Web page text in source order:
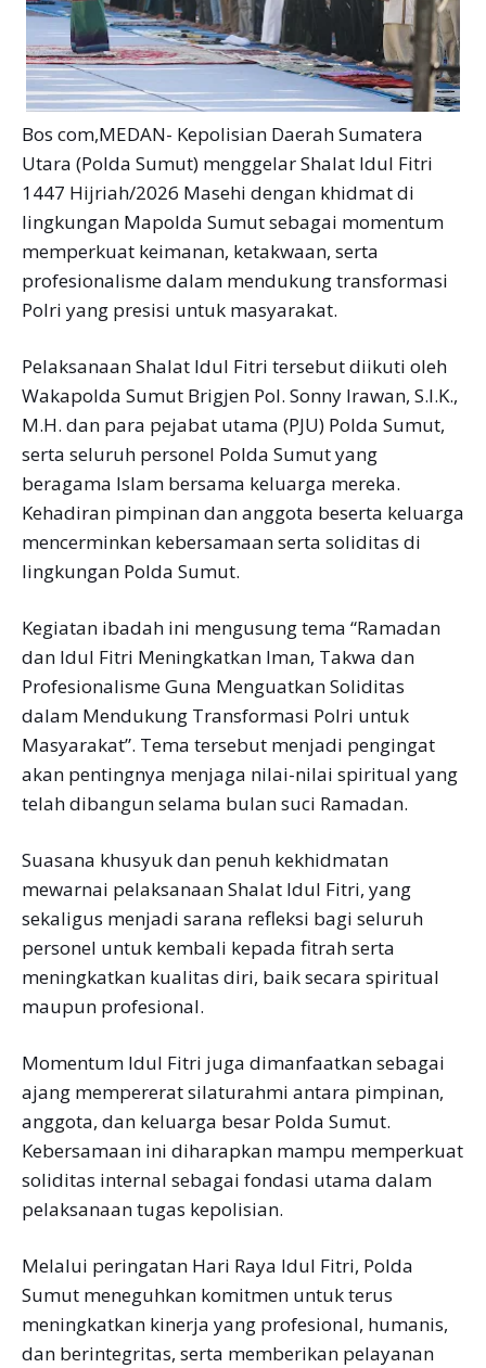
Bos com,MEDAN- Kepolisian Daerah Sumatera
Utara (Polda Sumut) menggelar Shalat Idul Fitri
1447 Hijriah/2026 Masehi dengan khidmat di
lingkungan Mapolda Sumut sebagai momentum
memperkuat keimanan, ketakwaan, serta
profesionalisme dalam mendukung transformasi
Polri yang presisi untuk masyarakat.
Pelaksanaan Shalat Idul Fitri tersebut diikuti oleh
Wakapolda Sumut Brigjen Pol. Sonny Irawan, S.I.K.,
M.H. dan para pejabat utama (PJU) Polda Sumut,
serta seluruh personel Polda Sumut yang
beragama Islam bersama keluarga mereka.
Kehadiran pimpinan dan anggota beserta keluarga
mencerminkan kebersamaan serta soliditas di
lingkungan Polda Sumut.
Kegiatan ibadah ini mengusung tema “Ramadan
dan Idul Fitri Meningkatkan Iman, Takwa dan
Profesionalisme Guna Menguatkan Soliditas
dalam Mendukung Transformasi Polri untuk
Masyarakat”. Tema tersebut menjadi pengingat
akan pentingnya menjaga nilai-nilai spiritual yang
telah dibangun selama bulan suci Ramadan.
Suasana khusyuk dan penuh kekhidmatan
mewarnai pelaksanaan Shalat Idul Fitri, yang
sekaligus menjadi sarana refleksi bagi seluruh
personel untuk kembali kepada fitrah serta
meningkatkan kualitas diri, baik secara spiritual
maupun profesional.
Momentum Idul Fitri juga dimanfaatkan sebagai
ajang mempererat silaturahmi antara pimpinan,
anggota, dan keluarga besar Polda Sumut.
Kebersamaan ini diharapkan mampu memperkuat
soliditas internal sebagai fondasi utama dalam
pelaksanaan tugas kepolisian.
Melalui peringatan Hari Raya Idul Fitri, Polda
Sumut meneguhkan komitmen untuk terus
meningkatkan kinerja yang profesional, humanis,
dan berintegritas, serta memberikan pelayanan